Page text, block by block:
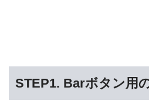
STEP1. Barボタン用